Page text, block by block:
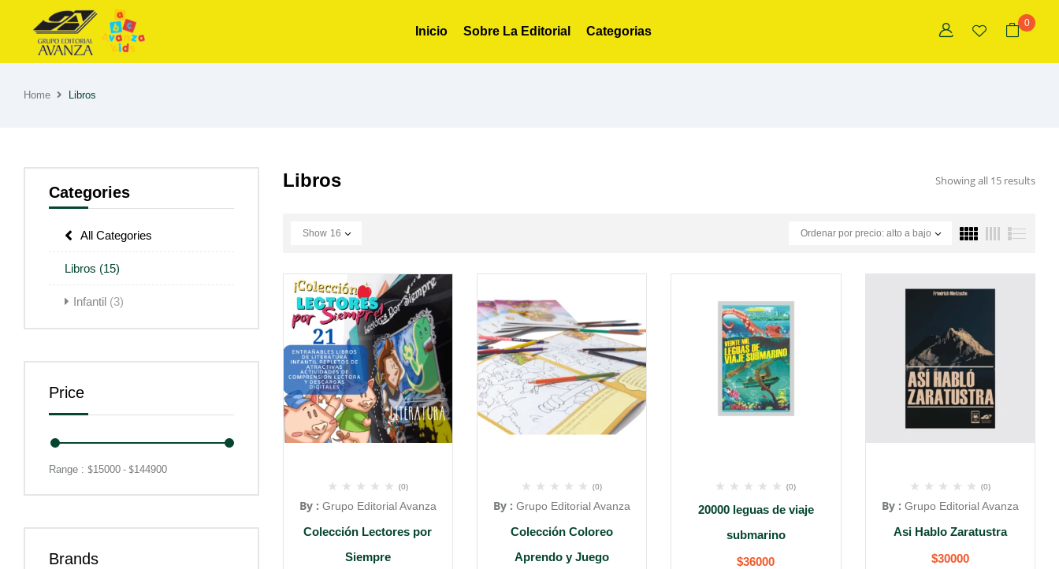
Inicio Sobre La Editorial Categorias
0
Home Libros
Categories
All Categories
Libros (15)
Infantil (3)
Price
Range : $15000 - $144900
Brands
Libros Showing all 15 results
Ordenar por precio: alto a bajo
Show 16
(0)
By : Grupo Editorial Avanza
Colección Lectores por
Siempre
(0)
By :Grupo Editorial Avanza
Colección Coloreo
Aprendo y Juego
(0)
20000 leguas de viaje
submarino
$36000
(0)
By : Grupo Editorial Avanza
Asi Hablo Zaratustra
$30000